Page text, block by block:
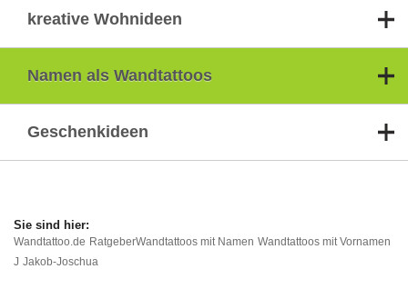
kreative Wohnideen
Namen als Wandtattoos
Geschenkideen
Wandtattoo.de RatgeberWandtattoos mit Namen Wandtattoos mit Vornamen
J Jakob-Joschua